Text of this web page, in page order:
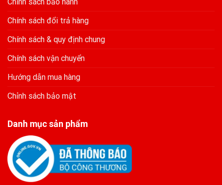
Chính sách đổi trả hàng
Chính sách & quy định chung
Chính sách vận chuyển
Hướng dẫn mua hàng
Chỉnh sách bảo mật
Danh mục sản phẩm